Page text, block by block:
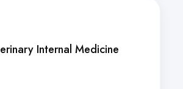
Internal Medicine